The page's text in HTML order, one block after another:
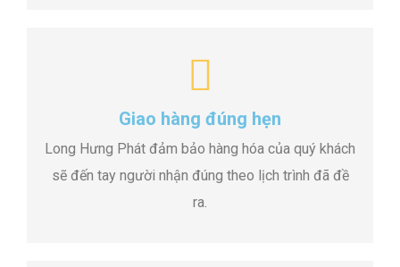
Giao hàng đúng hẹn
Long Hưng Phát đảm bảo hàng hóa của quý khách
sẽ đến tay người nhận đúng theo lịch trình đã đề
ra.